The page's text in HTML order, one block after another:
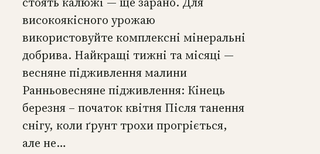
високоякісного урожаю
використовуйте комплексні мінеральні
добрива. Найкращі тижні та місяці —
весняне підживлення малини
Ранньовесняне підживлення: Кінець
березня – початок квітня Після танення
снігу, коли ґрунт трохи прогріється,
але не…